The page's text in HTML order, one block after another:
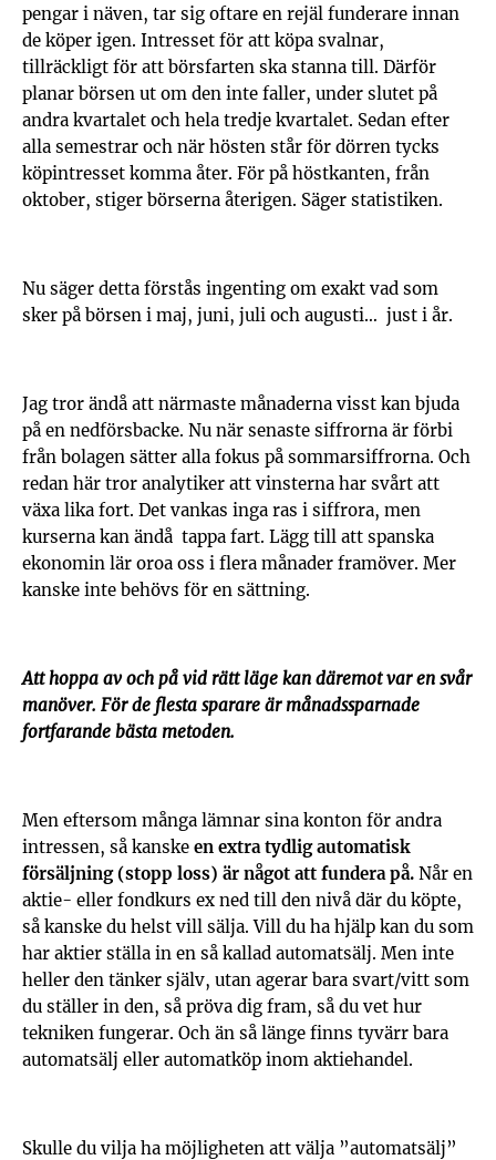
pengar i näven, tar sig oftare en rejäl funderare innan
de köper igen. Intresset för att köpa svalnar,
tillräckligt för att börsfarten ska stanna till. Därför
planar börsen ut om den inte faller, under slutet på
andra kvartalet och hela tredje kvartalet. Sedan efter
alla semestrar och när hösten står för dörren tycks
köpintresset komma åter. För på höstkanten, från
oktober, stiger börserna återigen. Säger statistiken.
Nu säger detta förstås ingenting om exakt vad som
sker på börsen i maj, juni, juli och augusti… just i år.
Jag tror ändå att närmaste månaderna visst kan bjuda
på en nedförsbacke. Nu när senaste siffrorna är förbi
från bolagen sätter alla fokus på sommarsiffrorna. Och
redan här tror analytiker att vinsterna har svårt att
växa lika fort. Det vankas inga ras i siffrora, men
kurserna kan ändå tappa fart. Lägg till att spanska
ekonomin lär oroa oss i flera månader framöver. Mer
kanske inte behövs för en sättning.
Att hoppa av och på vid rätt läge kan däremot var en svår
manöver. För de flesta sparare är månadssparnade
fortfarande bästa metoden.
Men eftersom många lämnar sina konton för andra
intressen, så kanske en extra tydlig automatisk
försäljning (stopp loss) är något att fundera på. Når en
aktie- eller fondkurs ex ned till den nivå där du köpte,
så kanske du helst vill sälja. Vill du ha hjälp kan du som
har aktier ställa in en så kallad automatsälj. Men inte
heller den tänker själv, utan agerar bara svart/vitt som
du ställer in den, så pröva dig fram, så du vet hur
tekniken fungerar. Och än så länge finns tyvärr bara
automatsälj eller automatköp inom aktiehandel.
Skulle du vilja ha möjligheten att välja ”automatsälj”